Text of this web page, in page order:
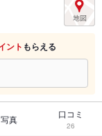
ント もらえる
写真 口コミ
26